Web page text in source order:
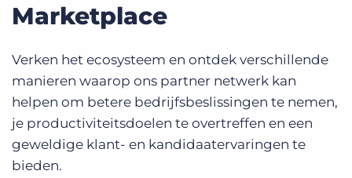
Marketplace
Verken het ecosysteem en ontdek verschillende
manieren waarop ons partner netwerk kan
helpen om betere bedrijfsbeslissingen te nemen,
je productiviteitsdoelen te overtreffen en een
geweldige klant- en kandidaatervaringen te
bieden.